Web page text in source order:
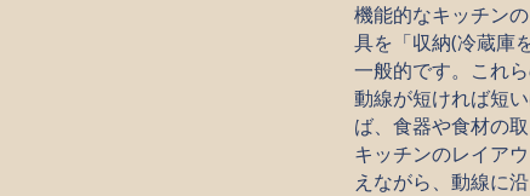
機能的なキッチン
具を「収納(冷蔵庫
一般的です。これ
動線が短ければ短
ば、食器や食材の
キッチンのレイア
えながら、動線に